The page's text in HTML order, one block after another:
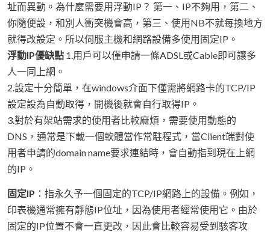
址而異動。為什麼需要用浮動IP？ 第一、IP不夠用，第二、
你隨便設，和別人衝突機會高，第三、使用NB不就每換地方
就得改設定。所以伺服主機和網路設備多使用固定IP。
浮動IP優缺點 1.用戶可以僅申請一條ADSL或Cable即可讓多
人一同上網。
2.設定十分簡單，在windows介面下僅需將網路卡的TCP/IP
設定設為自動取得，開機後就會自行取得IP。
3.對於有架站需求的使用者比較麻煩，需要使用動態的
DNS，通常是下載一個軟體當作常駐程式，當Client端對使
用者申請的domain name要求連結時，會自動指到現在上網
的IP。
固定IP ：指永久予一個固定的TCP/IP網路上的設備。例如，
印表機通常擁有靜態IP位址，因為使用者經常使用它。由於
固定的IP位置不會一直更改，因此會比較容易受到駭客攻